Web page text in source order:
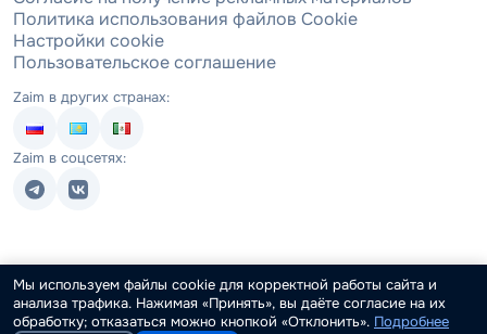
Политика использования файлов Cookie
Настройки cookie
Пользовательское соглашение
Zaim в других странах:
Zaim в соцсетях:
Мы используем файлы cookie для корректной работы сайта и
анализа трафика. Нажимая «Принять», вы даёте согласие на их
обработку; отказаться можно кнопкой «Отклонить». Подробнее